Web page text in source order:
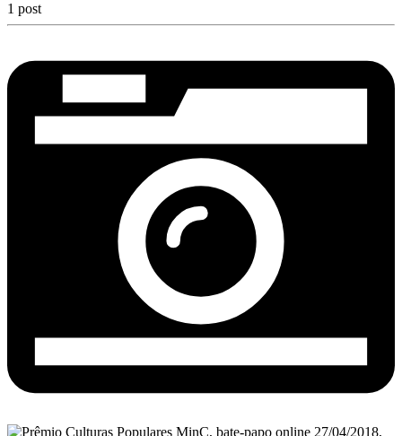
1 post